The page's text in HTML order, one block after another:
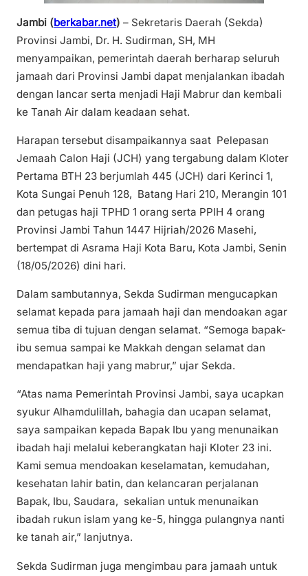
Jambi (berkabar.net) – Sekretaris Daerah (Sekda)
Provinsi Jambi, Dr. H. Sudirman, SH, MH
menyampaikan, pemerintah daerah berharap seluruh
jamaah dari Provinsi Jambi dapat menjalankan ibadah
dengan lancar serta menjadi Haji Mabrur dan kembali
ke Tanah Air dalam keadaan sehat.
Harapan tersebut disampaikannya saat Pelepasan
Jemaah Calon Haji (JCH) yang tergabung dalam Kloter
Pertama BTH 23 berjumlah 445 (JCH) dari Kerinci 1,
Kota Sungai Penuh 128, Batang Hari 210, Merangin 101
dan petugas haji TPHD 1 orang serta PPIH 4 orang
Provinsi Jambi Tahun 1447 Hijriah/2026 Masehi,
bertempat di Asrama Haji Kota Baru, Kota Jambi, Senin
(18/05/2026) dini hari.
Dalam sambutannya, Sekda Sudirman mengucapkan
selamat kepada para jamaah haji dan mendoakan agar
semua tiba di tujuan dengan selamat. “Semoga bapak-
ibu semua sampai ke Makkah dengan selamat dan
mendapatkan haji yang mabrur,” ujar Sekda.
“Atas nama Pemerintah Provinsi Jambi, saya ucapkan
syukur Alhamdulillah, bahagia dan ucapan selamat,
saya sampaikan kepada Bapak Ibu yang menunaikan
ibadah haji melalui keberangkatan haji Kloter 23 ini.
Kami semua mendoakan keselamatan, kemudahan,
kesehatan lahir batin, dan kelancaran perjalanan
Bapak, Ibu, Saudara, sekalian untuk menunaikan
ibadah rukun islam yang ke-5, hingga pulangnya nanti
ke tanah air,” lanjutnya.
Sekda Sudirman juga mengimbau para jamaah untuk